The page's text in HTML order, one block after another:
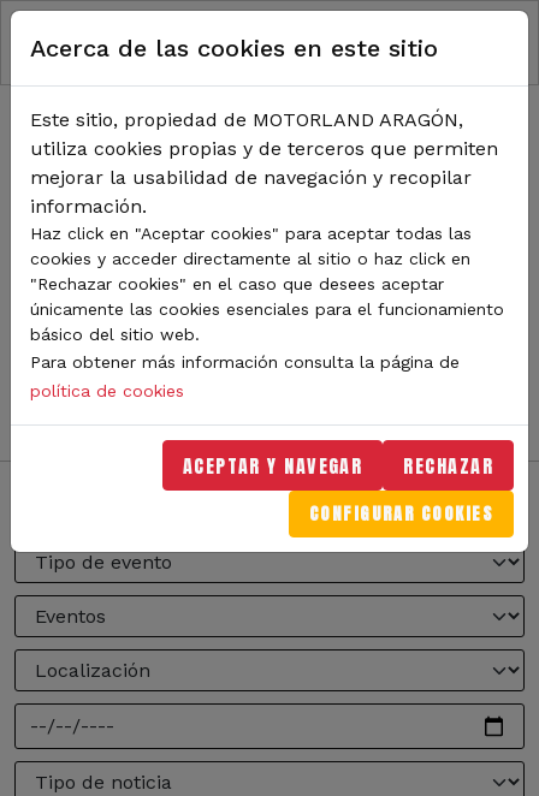
Pasar al contenido principal
RUTA DE NAVEGACIÓN
Inicio Noticias
TODA LA ACTUALIDAD DE
MOTORLAND
Sigue de cerca todas las novedades de MotorLand
Aragón. Aquí encontrarás noticias sobre eventos,
competiciones, pilotos, novedades del circuito y
mucho más. Filtra por categoría o tipo de contenido y
no te pierdas nada del mundo del motor.
Acerca de las cookies en este sitio
Este sitio, propiedad de MOTORLAND ARAGÓN,
utiliza cookies propias y de terceros que permiten
mejorar la usabilidad de navegación y recopilar
información.
Haz click en "Aceptar cookies" para aceptar todas las
cookies y acceder directamente al sitio o haz click en
"Rechazar cookies" en el caso que desees aceptar
únicamente las cookies esenciales para el funcionamiento
básico del sitio web.
Para obtener más información consulta la página de
política de cookies
ACEPTAR Y NAVEGAR RECHAZAR
CONFIGURAR COOKIES